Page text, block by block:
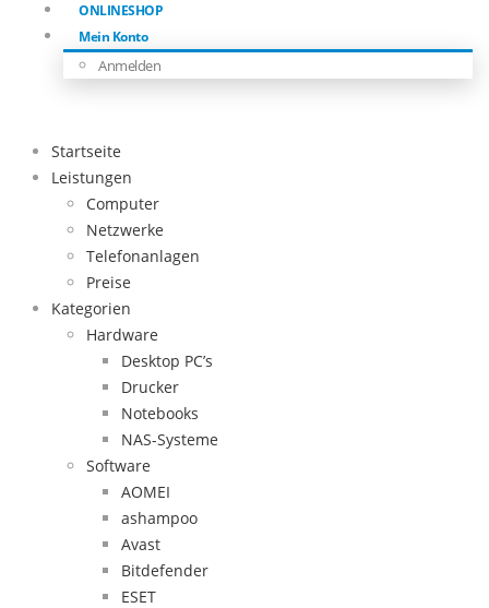
ONLINESHOP
Mein Konto
Anmelden
Startseite
Leistungen
Computer
Netzwerke
Telefonanlagen
Preise
Kategorien
Hardware
Desktop PC’s
Drucker
Notebooks
NAS-Systeme
Software
AOMEI
ashampoo
Avast
Bitdefender
ESET